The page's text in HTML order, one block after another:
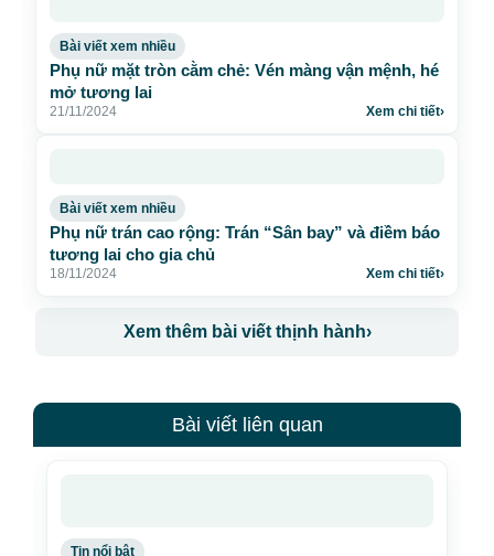
Bài viết xem nhiều
Phụ nữ mặt tròn cằm chẻ: Vén màng vận mệnh, hé
mở tương lai
21/11/2024 Xem chi tiết›
Bài viết xem nhiều
Phụ nữ trán cao rộng: Trán “Sân bay” và điềm báo
tương lai cho gia chủ
18/11/2024 Xem chi tiết›
Xem thêm bài viết thịnh hành›
Bài viết liên quan
Tin nổi bật